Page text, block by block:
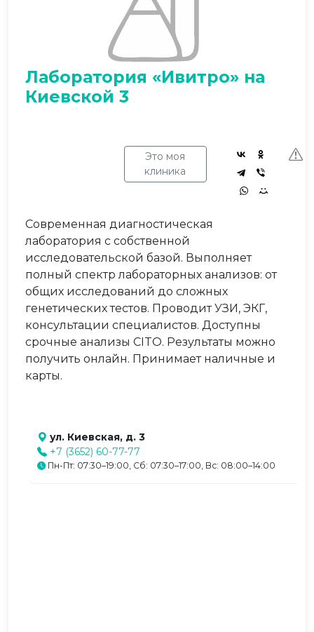
Лаборатория «Ивитро» на
Киевской 3
Это моя
клиника
Современная диагностическая
лаборатория с собственной
исследовательской базой. Выполняет
полный спектр лабораторных анализов: от
общих исследований до сложных
генетических тестов. Проводит УЗИ, ЭКГ,
консультации специалистов. Доступны
срочные анализы CITO. Результаты можно
получить онлайн. Принимает наличные и
карты.
ул. Киевская, д. 3
+7 (3652) 60-77-77
Пн-Пт: 07:30–19:00, Сб: 07:30–17:00, Вс: 08:00–14:00